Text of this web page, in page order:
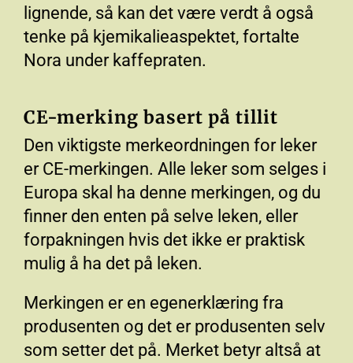
lignende, så kan det være verdt å også
tenke på kjemikalieaspektet, fortalte
Nora under kaffepraten.
CE-merking basert på tillit
Den viktigste merkeordningen for leker
er CE-merkingen. Alle leker som selges i
Europa skal ha denne merkingen, og du
finner den enten på selve leken, eller
forpakningen hvis det ikke er praktisk
mulig å ha det på leken.
Merkingen er en egenerklæring fra
produsenten og det er produsenten selv
som setter det på. Merket betyr altså at